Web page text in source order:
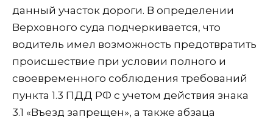
данный участок дороги. В определении
Верховного суда подчеркивается, что
водитель имел возможность предотвратить
происшествие при условии полного и
своевременного соблюдения требований
пункта 1.3 ПДД РФ с учетом действия знака
3.1 «Въезд запрещен», а также абзаца